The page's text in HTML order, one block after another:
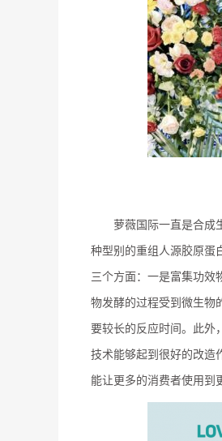
萝薇国际一直是合成
种型别的重组人源胶原蛋
三个方面：一是富集功效
物发酵的过程受到微生物
要较长的反应时间。此外
技术能够起到很好的改造
能让更多的消费者使用到